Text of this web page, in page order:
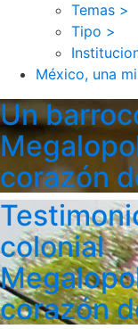
Temas >
Tipo >
México, una
Un
corazón
colonial
corazón